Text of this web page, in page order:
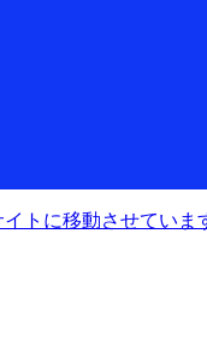
トに移動させていま